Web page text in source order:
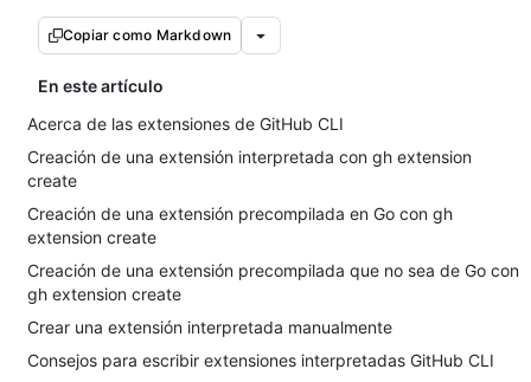
Copiar como Markdown
En este artículo
Acerca de las extensiones de GitHub CLI
Creación de una extensión interpretada con gh extension
create
Creación de una extensión precompilada en Go con gh
extension create
Creación de una extensión precompilada que no sea de Go con
gh extension create
Crear una extensión interpretada manualmente
Consejos para escribir extensiones interpretadas GitHub CLI